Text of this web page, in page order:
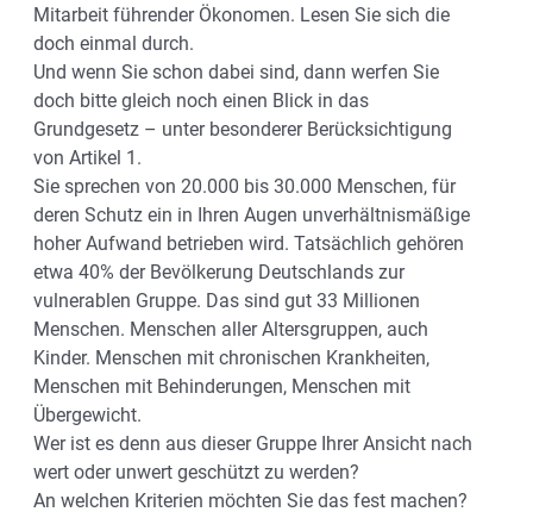
Mitarbeit führender Ökonomen. Lesen Sie sich die
doch einmal durch.
Und wenn Sie schon dabei sind, dann werfen Sie
doch bitte gleich noch einen Blick in das
Grundgesetz – unter besonderer Berücksichtigung
von Artikel 1.
Sie sprechen von 20.000 bis 30.000 Menschen, für
deren Schutz ein in Ihren Augen unverhältnismäßige
hoher Aufwand betrieben wird. Tatsächlich gehören
etwa 40% der Bevölkerung Deutschlands zur
vulnerablen Gruppe. Das sind gut 33 Millionen
Menschen. Menschen aller Altersgruppen, auch
Kinder. Menschen mit chronischen Krankheiten,
Menschen mit Behinderungen, Menschen mit
Übergewicht.
Wer ist es denn aus dieser Gruppe Ihrer Ansicht nach
wert oder unwert geschützt zu werden?
An welchen Kriterien möchten Sie das fest machen?